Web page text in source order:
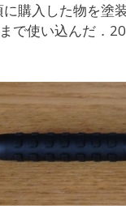
購入した物を塗
で使い込んだ．